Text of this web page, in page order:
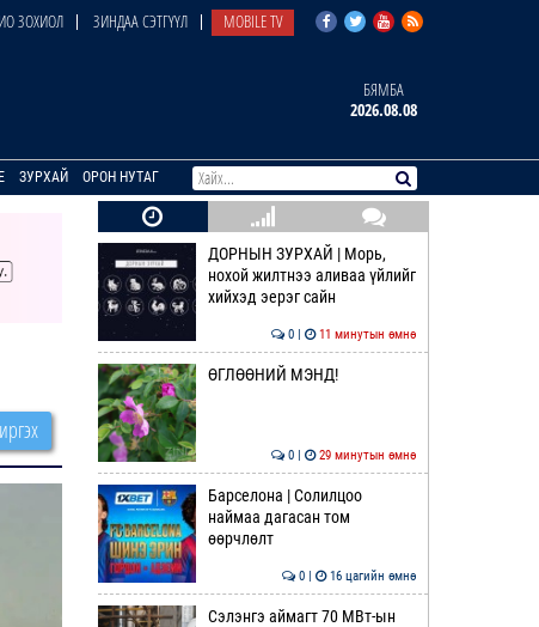
ЗОХИОЛ ЗИНДАА СЭТГҮҮЛ MOBILE TV
БЯМБА
2026.08.08
ЗУРХАЙ ОРОН НУТАГ
ДОРНЫН ЗУРХАЙ | Морь,
нохой жилтнээ аливаа үйлийг
хийхэд эерэг сайн
0 | 11 минутын өмнө
ӨГЛӨӨНИЙ МЭНД!
0 | 29 минутын өмнө
Барселона | Солилцоо
наймаа дагасан том
өөрчлөлт
0 | 16 цагийн өмнө
Сэлэнгэ аймагт 70 МВт-ын